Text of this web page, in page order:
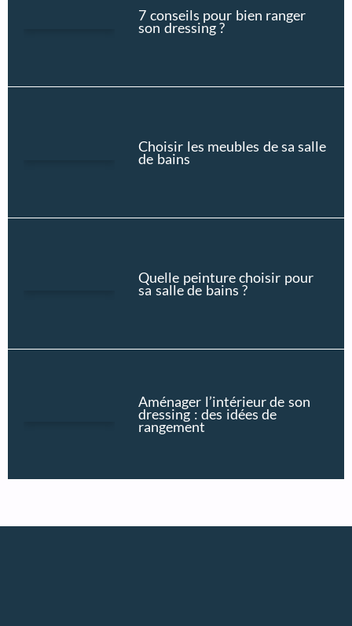
7 conseils pour bien ranger
son dressing ?
Choisir les meubles de sa salle
de bains
Quelle peinture choisir pour
sa salle de bains ?
Aménager l’intérieur de son
dressing : des idées de
rangement